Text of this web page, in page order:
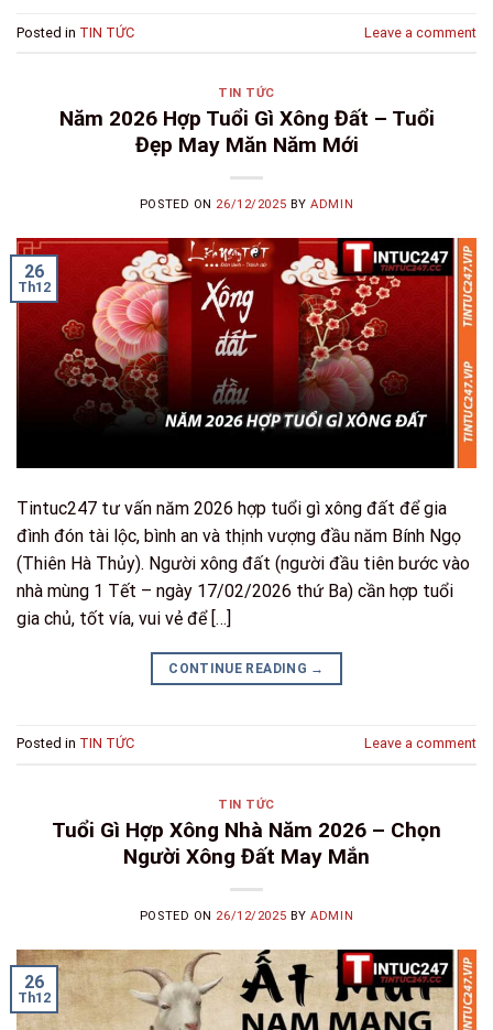
Posted in TIN TỨC Leave a comment
TIN TỨC
Năm 2026 Hợp Tuổi Gì Xông Đất – Tuổi
Đẹp May Măn Năm Mới
POSTED ON 26/12/2025 BYADMIN
26
Th12
Tintuc247 tư vấn năm 2026 hợp tuổi gì xông đất để gia
đình đón tài lộc, bình an và thịnh vượng đầu năm Bính Ngọ
(Thiên Hà Thủy). Người xông đất (người đầu tiên bước vào
nhà mùng 1 Tết – ngày 17/02/2026 thứ Ba) cần hợp tuổi
gia chủ, tốt vía, vui vẻ để […]
CONTINUE READING →
Posted in TIN TỨC Leave a comment
TIN TỨC
Tuổi Gì Hợp Xông Nhà Năm 2026 – Chọn
Người Xông Đất May Mắn
POSTED ON 26/12/2025 BYADMIN
26
Th12